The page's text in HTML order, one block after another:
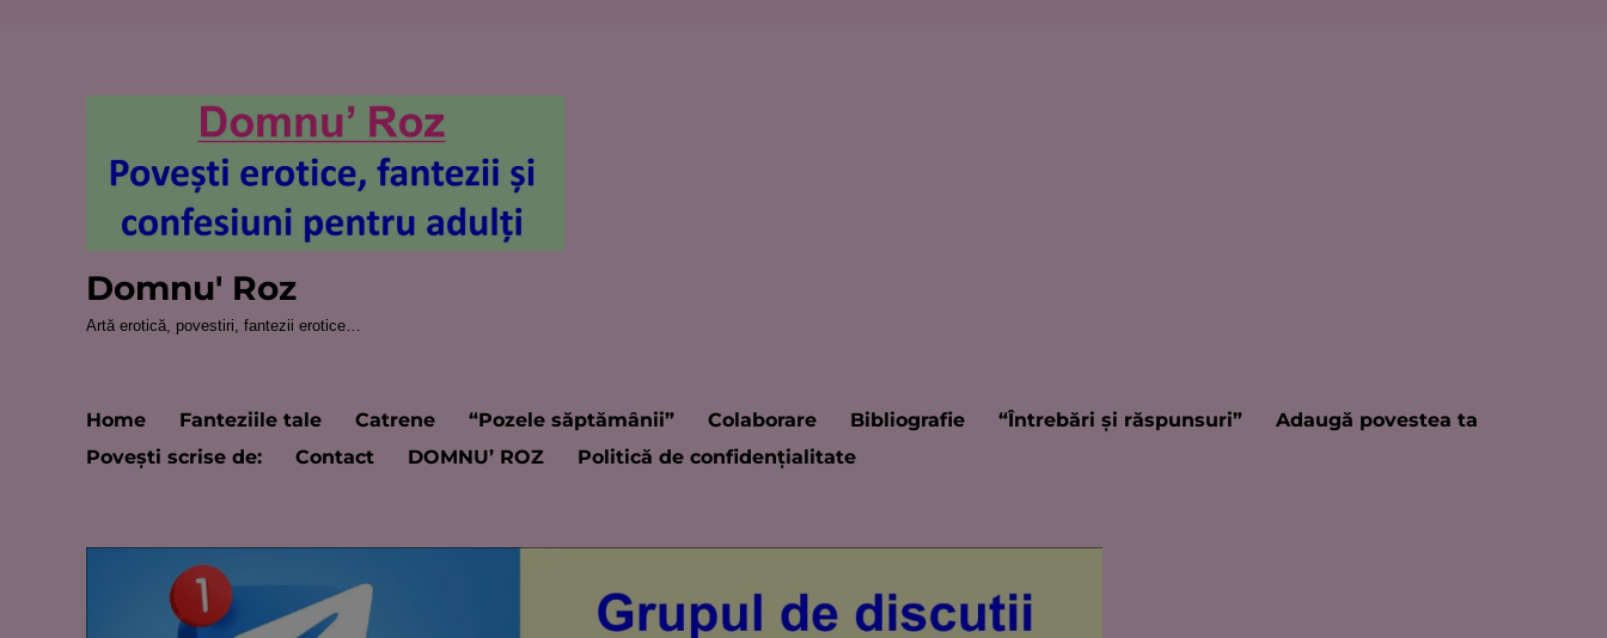
Domnu' Roz
Artă erotică, povestiri, fantezii erotice…
Home Fanteziile tale Catrene “Pozele săptămânii” Colaborare Bibliografie “Întrebări şi răspunsuri”
Adaugă povestea ta
Poveşti scrise de:
Contact DOMNU’ ROZ Politică de confidențialitate